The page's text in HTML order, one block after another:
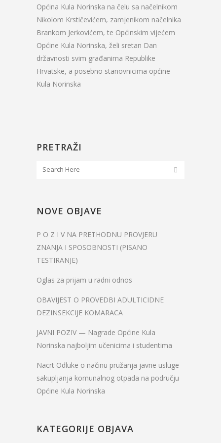
Općina Kula Norinska na čelu sa načelnikom
Nikolom Krstičevićem, zamjenikom načelnika
Brankom Jerkovićem, te Općinskim vijećem
Općine Kula Norinska, želi sretan Dan
državnosti svim građanima Republike
Hrvatske, a posebno stanovnicima općine
Kula Norinska
PRETRAŽI
NOVE OBJAVE
P O Z I V NA PRETHODNU PROVJERU
ZNANJA I SPOSOBNOSTI (PISANO
TESTIRANJE)
Oglas za prijam u radni odnos
OBAVIJEST O PROVEDBI ADULTICIDNE
DEZINSEKCIJE KOMARACA
JAVNI POZIV — Nagrade Općine Kula
Norinska najboljim učenicima i studentima
Nacrt Odluke o načinu pružanja javne usluge
sakupljanja komunalnog otpada na području
Općine Kula Norinska
KATEGORIJE OBJAVA